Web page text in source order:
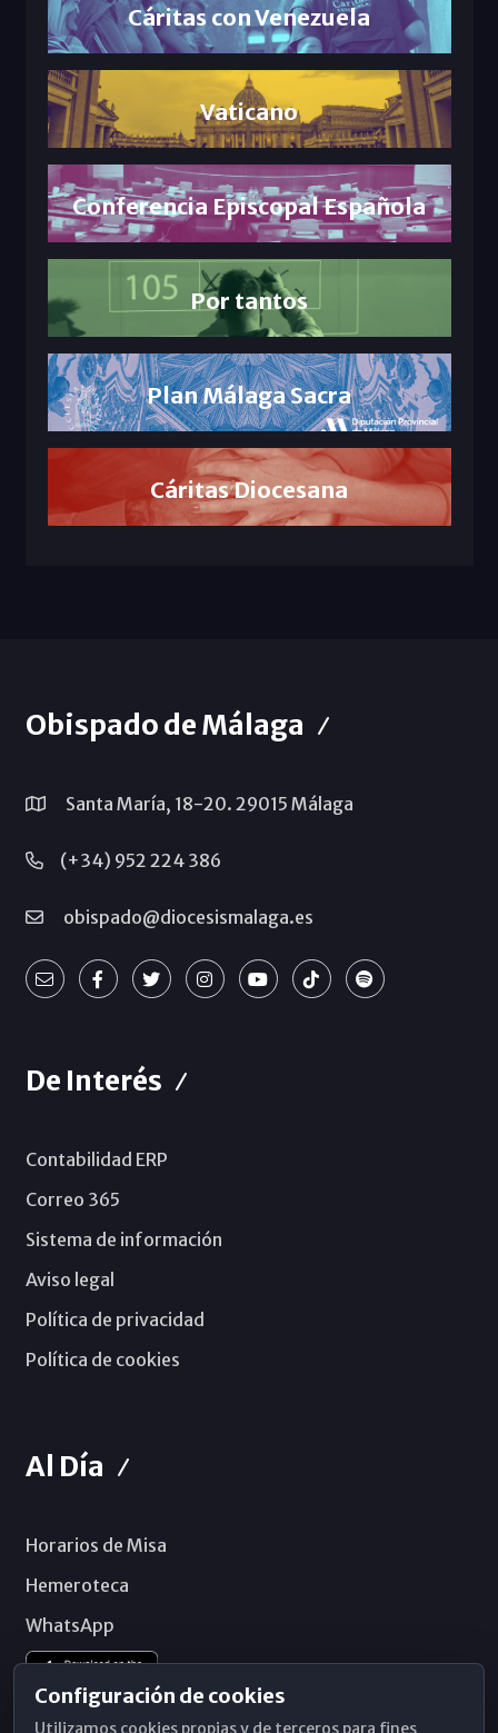
Cáritas con Venezuela
Vaticano
Conferencia Episcopal Española
Por tantos
Plan Málaga Sacra
Cáritas Diocesana
Obispado de Málaga
Santa María, 18-20. 29015 Málaga
(+34) 952 224 386
obispado@diocesismalaga.es
De Interés
Contabilidad ERP
Correo 365
Sistema de información
Aviso legal
Política de privacidad
Política de cookies
Al Día
Horarios de Misa
Hemeroteca
WhatsApp
Configuración de cookies
Utilizamos cookies propias y de terceros para fines